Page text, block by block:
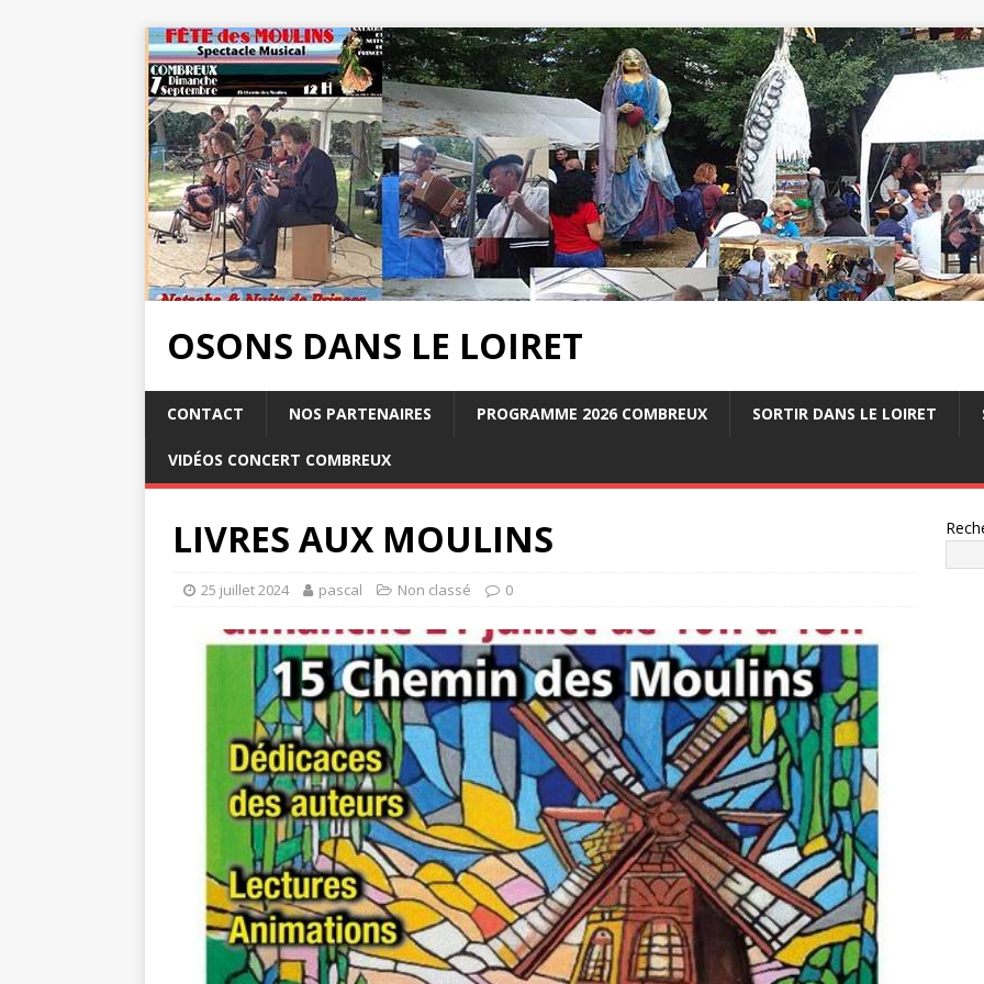
OSONS DANS LE LOIRET
CONTACT NOS PARTENAIRES PROGRAMME 2026 COMBREUX SORTIR DANS LE LOIRET
VIDÉOS CONCERT COMBREUX
LIVRES AUX MOULINS
25 juillet 2024 pascal Non classé 0